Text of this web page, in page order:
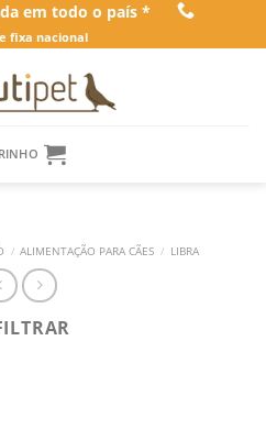
em todo o país *
fixa nacional
/ ALIMENTAÇÃO PARA CÃES / LIBRA